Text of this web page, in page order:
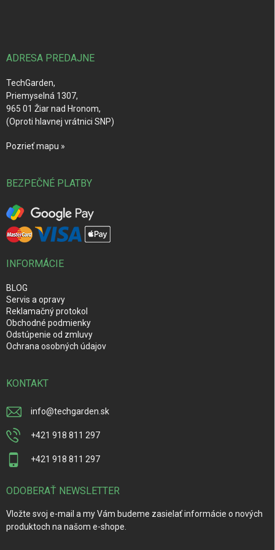
ADRESA PREDAJNE
TechGarden,
Priemyselná 1307,
965 01 Žiar nad Hronom,
(Oproti hlavnej vrátnici SNP)
Pozrieť mapu »
BEZPEČNÉ PLATBY
INFORMÁCIE
BLOG
Servis a opravy
Reklamačný protokol
Obchodné podmienky
Odstúpenie od zmluvy
Ochrana osobných údajov
KONTAKT
info@techgarden.sk
+421 918 811 297
+421 918 811 297
ODOBERAŤ NEWSLETTER
Vložte svoj e-mail a my Vám budeme zasielať informácie o nových
produktoch na našom e-shope.